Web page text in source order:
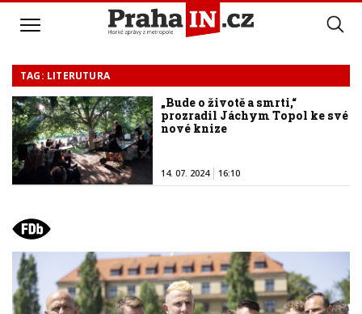
TAG: LITERUTURA
„Bude o životě a smrti,“
prozradil Jáchym Topol ke své
nové knize
14. 07. 2024 16:10